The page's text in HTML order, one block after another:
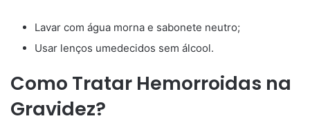
Lavar com água morna e sabonete neutro;
Usar lenços umedecidos sem álcool.
Como Tratar Hemorroidas na
Gravidez?